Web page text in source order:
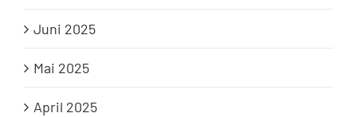
Juni 2025
Mai 2025
April 2025